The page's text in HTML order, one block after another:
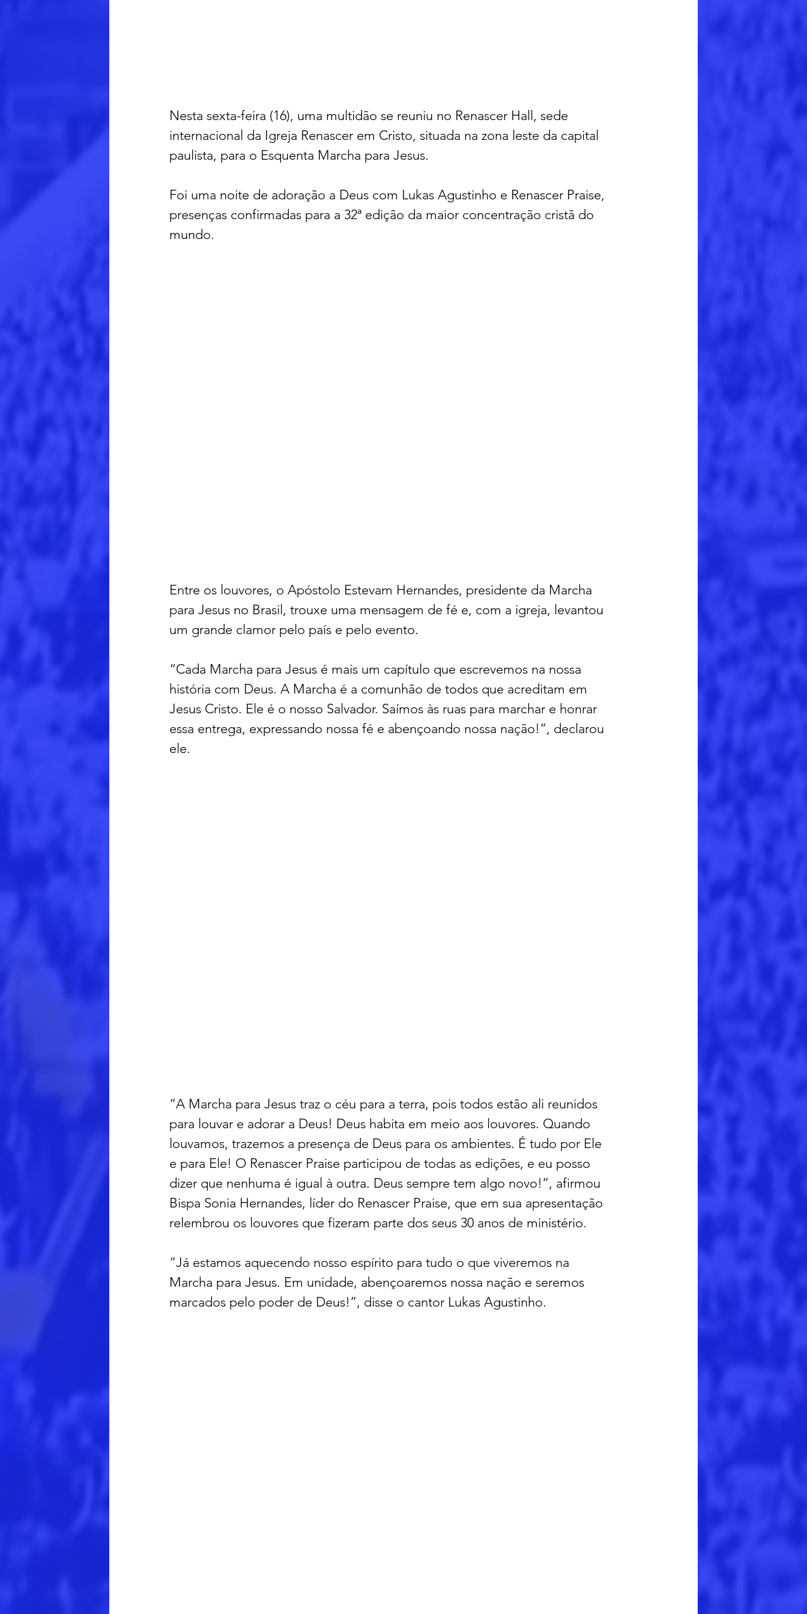
Nesta sexta-feira (16), uma multidão se reuniu no Renascer Hall, sede
internacional da Igreja Renascer em Cristo, situada na zona leste da capital
paulista, para o Esquenta Marcha para Jesus.
Foi uma noite de adoração a Deus com Lukas Agustinho e Renascer Praise,
presenças confirmadas para a 32ª edição da maior concentração cristã do
mundo.
Entre os louvores, o Apóstolo Estevam Hernandes, presidente da Marcha
para Jesus no Brasil, trouxe uma mensagem de fé e, com a igreja, levantou
um grande clamor pelo país e pelo evento.
“Cada Marcha para Jesus é mais um capítulo que escrevemos na nossa
história com Deus. A Marcha é a comunhão de todos que acreditam em
Jesus Cristo. Ele é o nosso Salvador. Saímos às ruas para marchar e honrar
essa entrega, expressando nossa fé e abençoando nossa nação!”, declarou
ele.
“A Marcha para Jesus traz o céu para a terra, pois todos estão ali reunidos
para louvar e adorar a Deus! Deus habita em meio aos louvores. Quando
louvamos, trazemos a presença de Deus para os ambientes. É tudo por Ele
e para Ele! O Renascer Praise participou de todas as edições, e eu posso
dizer que nenhuma é igual à outra. Deus sempre tem algo novo!”, afirmou
Bispa Sonia Hernandes, líder do Renascer Praise, que em sua apresentação
relembrou os louvores que fizeram parte dos seus 30 anos de ministério.
“Já estamos aquecendo nosso espírito para tudo o que viveremos na
Marcha para Jesus. Em unidade, abençoaremos nossa nação e seremos
marcados pelo poder de Deus!”, disse o cantor Lukas Agustinho.